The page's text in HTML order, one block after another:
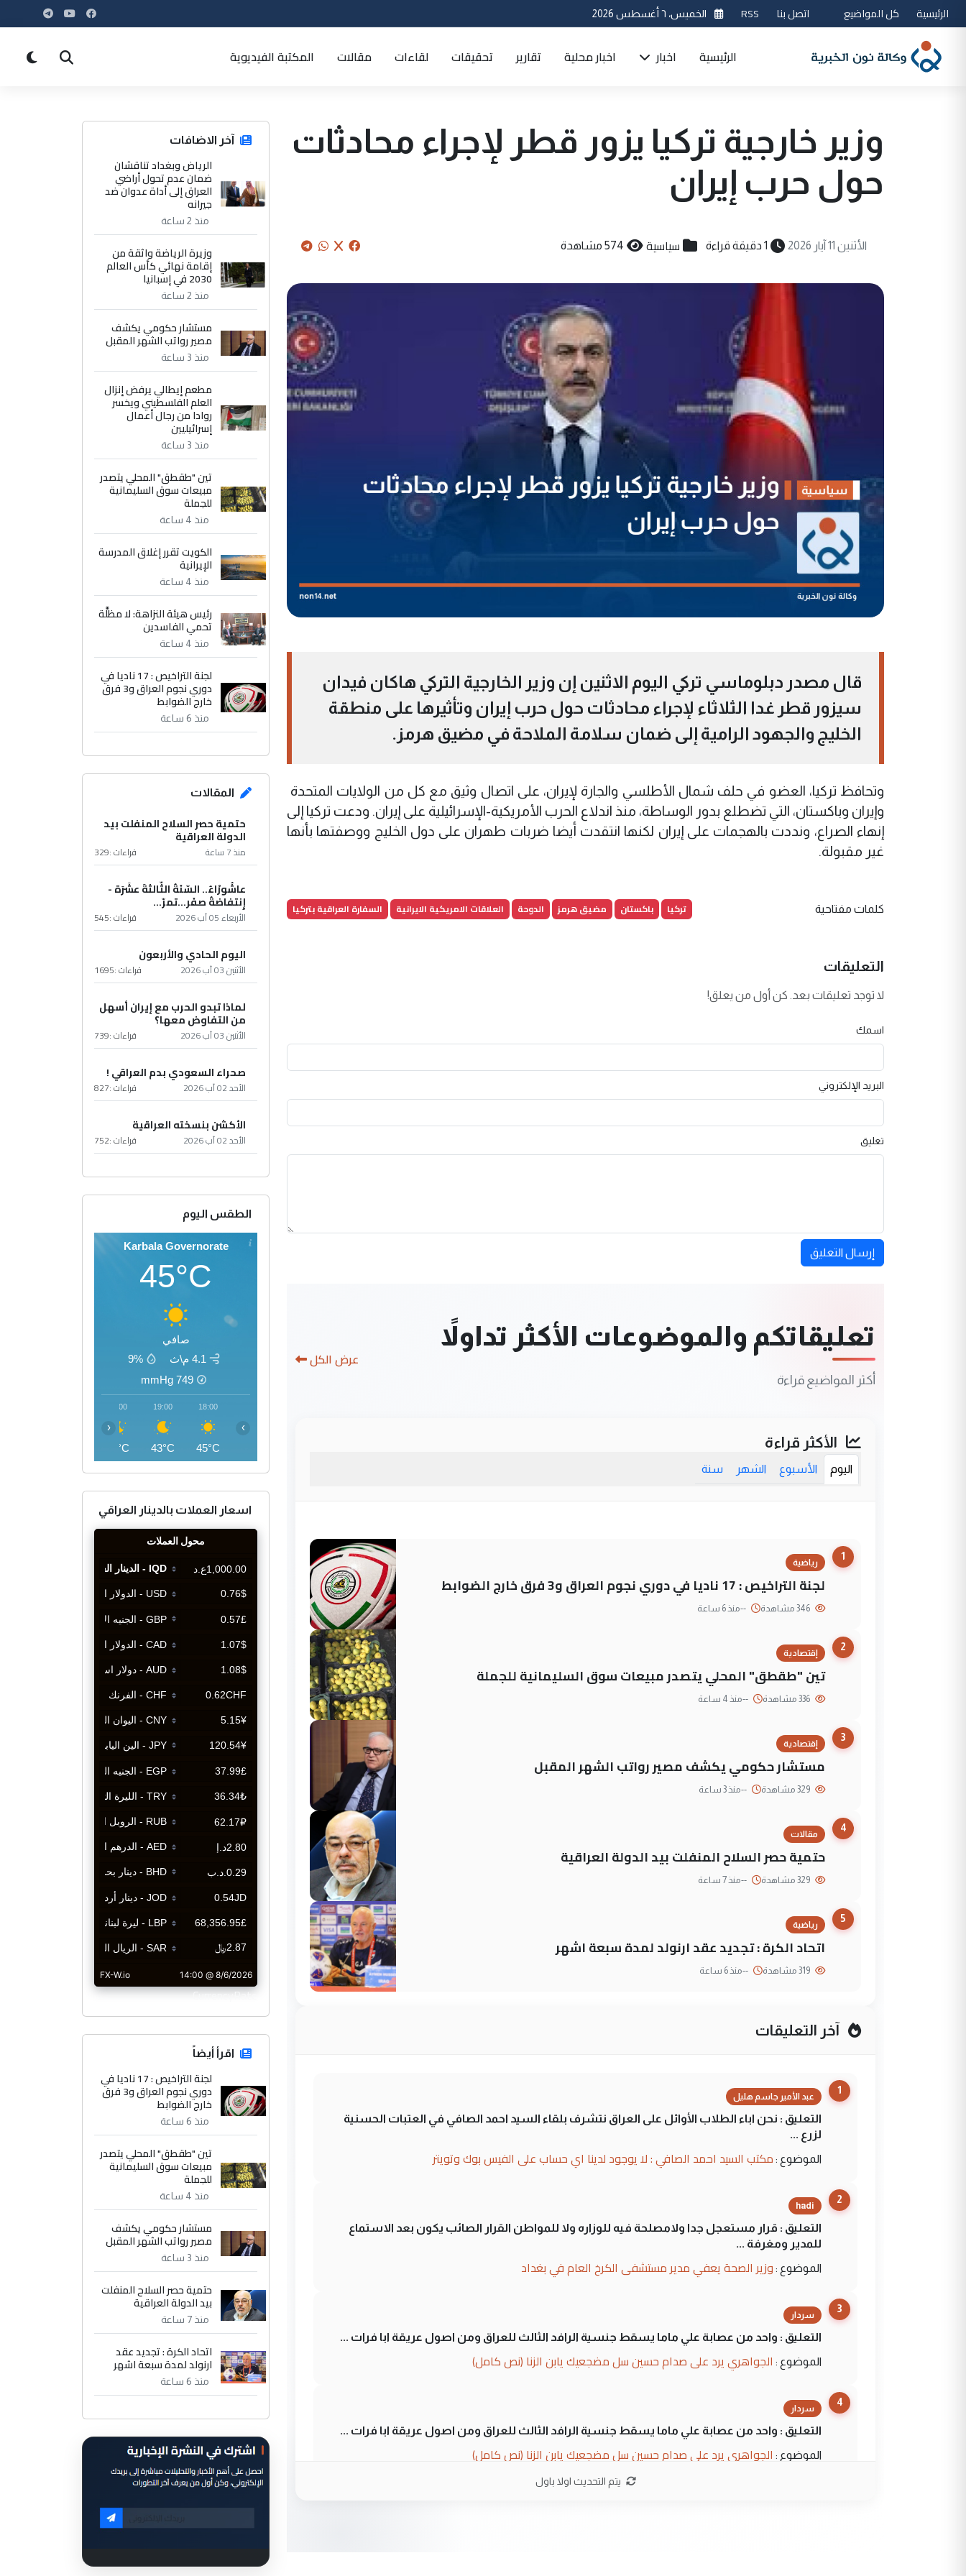
الرئيسية كل المواضيع اتصل بنا RSS الخميس، ٦ أغسطس 2026
الرئيسية اخبار اخبار محلية تقارير تحقيقات لقاءات مقالات المكتبة الفيديوية
وزير خارجية تركيا يزور قطر لإجراء محادثات
حول حرب إيران
الأثنين 11 آيار 2026 1 دقيقة قراءة سياسية 574 مشاهدة
قال مصدر دبلوماسي تركي اليوم الاثنين إن وزير الخارجية التركي هاكان فيدان
سيزور قطر ​غدا الثلاثاء لإجراء محادثات حول حرب إيران وتأثيرها ‌على منطقة
الخليج والجهود الرامية إلى ضمان سلامة الملاحة في مضيق هرمز.
وتحافظ تركيا، العضو في حلف شمال الأطلسي والجارة لإيران، ​على اتصال وثيق مع كل من الولايات المتحدة ​
وإيران وباكستان، التي تضطلع بدور الوساطة، منذ اندلاع ⁠الحرب الأمريكية-الإسرائيلية على إيران. ودعت تركيا إلى
إنهاء الصراع، ​ونددت بالهجمات على إيران لكنها انتقدت أيضا ضربات طهران ​على دول الخليج ووصفتها بأنها
غير مقبولة.
كلمات مفتاحية تركيا باكستان مضيق هرمز الدوحة العلاقات الامريكية الايرانية السفارة العراقية بتركيا
التعليقات
لا توجد تعليقات بعد. كن أول من يعلق!
اسمك
البريد الإلكتروني
تعليق
إرسال التعليق
تعليقاتكم والموضوعات الأكثر تداولاً
أكثر المواضيع قراءة
عرض الكل
الأكثر قراءة
اليوم الأسبوع الشهر سنة
1
رياضية
لجنة التراخيص : 17 ناديا في دوري نجوم العراق و3 فرق خارج الضوابط
--منذ 6 ساعة
2
إقتصادية
تين "طقطق" المحلي يتصدر مبيعات سوق السليمانية للجملة
--منذ 4 ساعة
3
إقتصادية
مستشار حكومي يكشف مصير رواتب الشهر المقبل
--منذ 3 ساعة
4
مقالات
حتمية حصر السلاح المنفلت بيد الدولة العراقية
--منذ 7 ساعة
5
رياضية
اتحاد الكرة : تجديد عقد ارنولد لمدة سبعة اشهر
--منذ 6 ساعة
آخر التعليقات
1
عبد الأمير جاسم هليل
التعليق : نحن اباء الطلاب الأوائل على العراق نتشرف بلقاء السيد احمد الصافي في العتبات الحسنية
لزرع ...
الموضوع : مكتب السيد احمد الصافي : لا يوجود لدينا اي حساب على الفيس بوك وتويتر
2
hadi
التعليق : قرار مستعجل جدا ولامصلحة فيه للوزاره ولا للمواطن القرار الصائب يكون بعد الاستماع
للمدير ومغرفة ...
الموضوع : وزير الصحة يعفي مدير مستشفى الكرخ العام في بغداد
3
سردار
التعليق : واحد من عصابة علي ماما يسقط جنسية الرافد الثالث للعراق ومن اصول عريقة ابا فرات ...
الموضوع : الجواهري يرد على صدام حسين سل مضجعيك يابن الزنا (نص كامل)
4
سردار
التعليق : واحد من عصابة علي ماما يسقط جنسية الرافد الثالث للعراق ومن اصول عريقة ابا فرات ...
الموضوع : الجواهري يرد على صدام حسين سل مضجعيك يابن الزنا (نص كامل)
يتم التحديث اولا باول
آخر الاضافات
الرياض وبغداد تناقشان
ضمان عدم تحول أراضي
العراق إلى أداة عدوان ضد
جيرانه
منذ 2 ساعة
وزيرة الرياضة واثقة من
إقامة نهائي كأس العالم
2030 في إسبانيا
منذ 2 ساعة
مستشار حكومي يكشف
مصير رواتب الشهر المقبل
منذ 3 ساعة
مطعم إيطالي يرفض إنزال
العلم الفلسطيني ويخسر
روادا من رجال أعمال
إسرائيليين
منذ 3 ساعة
تين "طقطق" المحلي يتصدر
مبيعات سوق السليمانية
للجملة
منذ 4 ساعة
الكويت تقرر إغلاق المدرسة
الإيرانية
منذ 4 ساعة
رئيس هيئة النزاهة: لا مظلَّة
تحمي الفاسدين
منذ 4 ساعة
لجنة التراخيص : 17 ناديا في
دوري نجوم العراق و3 فرق
خارج الضوابط
منذ 6 ساعة
المقالات
حتمية حصر السلاح المنفلت بيد
الدولة العراقية
منذ 7 ساعة قراءات :329
عاشُورْاءُ.. السّنَةُ الثّالثةَ عشَرَة -
إِنتفاضةُ صفَر…تمرّ...
الأربعاء 05 آب 2026 قراءات :545
اليوم الحادي والأربعون
الأثنين 03 آب 2026 قراءات :1695
لماذا تبدو الحرب مع إيران أسهل
من التفاوض معها؟
الأثنين 03 آب 2026 قراءات :739
صحراء السعودي بدم العراقي !
الأحد 02 آب 2026 قراءات :827
الأكشن بنسخته العراقية
الأحد 02 آب 2026 قراءات :752
الطقس اليوم
Karbala Governorate
45°C
صافي
4.1 م\ث
9%
749
mmHg
18:00
45°C
19:00
43°C
20:00
41°C
‹ ›
اسعار العملات بالدينار العراقي
CurrencyRate
اقرأ أيضاً
لجنة التراخيص : 17 ناديا في
دوري نجوم العراق و3 فرق
خارج الضوابط
منذ 6 ساعة
تين "طقطق" المحلي يتصدر
مبيعات سوق السليمانية
للجملة
منذ 4 ساعة
مستشار حكومي يكشف
مصير رواتب الشهر المقبل
منذ 3 ساعة
حتمية حصر السلاح المنفلت
بيد الدولة العراقية
منذ 7 ساعة
اتحاد الكرة : تجديد عقد
ارنولد لمدة سبعة اشهر
منذ 6 ساعة